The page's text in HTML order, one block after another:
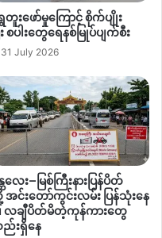
ညာပေးလုပ်ငန်းများနဲ့ မိုင်း
တ်လိုအပ်နေတာ
တဲ့ ပစ္စည်းတွေဟာ တောက်ပ
ာလုံးပုံစံမျိုး ဖြစ်နိုင်ပါတယ်။
တာကြောင့် ကလေးတွေ
န္တရာယ် အလွန်ရှိ
။
မိုင်းနဲ့ ပတ်သက်
တူးဖော်မှုကြောင့် စိုက်ပျိုး
း စပါးတွေရေနစ်မြုပ်ပျက်စီး
31 July 2026
တလေး–မြစ်ကြီးနားပြန်ပိတ်
င်းတော်ကွင်းလမ်း ပြန်သုံးနေ
လချီပိတ်မိတဲ့ကုန်ကားတွေ
းရှိနေ